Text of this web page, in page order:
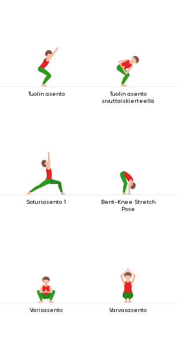
Tuolin asento
Tuolin asento
sivuttaiskierteellä
Soturiasento 1
Bent-Knee Stretch
Pose
Varisasento Varvasasento